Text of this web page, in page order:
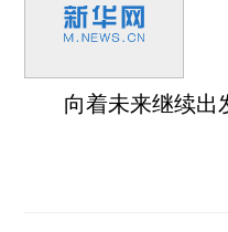
向着未来继续出